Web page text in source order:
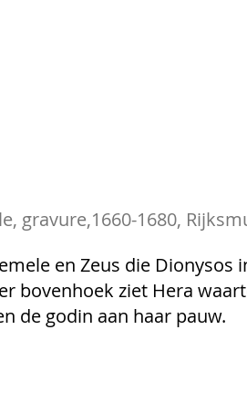
gravure,1660-1680,
en Zeus die Dionysos
bovenhoek ziet Hera
de godin aan haar pauw.